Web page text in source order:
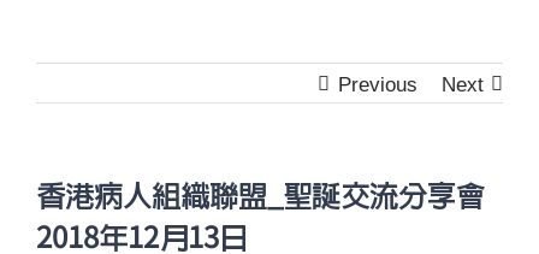
Previous Next
香港病人組織聯盟_聖誕交流分享會
2018年12月13日